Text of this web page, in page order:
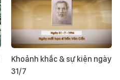
Khoảnh khắc & sự kiện ngày
31/7